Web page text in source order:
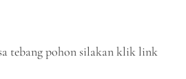
tebang pohon silakan klik link